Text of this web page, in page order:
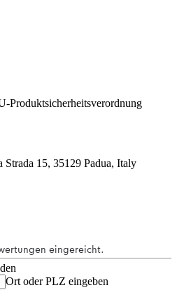
Produktsicherheitsverordnung
15, 35129 Padua, Italy
Ort oder PLZ eingeben